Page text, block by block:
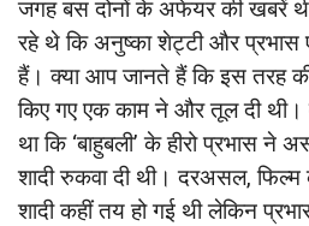
जगह बस दोनों के अफेयर की खबरें
रहे थे कि अनुष्का शेट्टी और
हैं। क्या आप जानते हैं कि इस तरह की
किए गए एक काम ने और तूल दी
था कि ‘बाहुबली’ के हीरो प्रभास ने
शादी रुकवा दी थी। दरअसल, फिल्म
शादी कहीं तय हो गई थी लेकिन